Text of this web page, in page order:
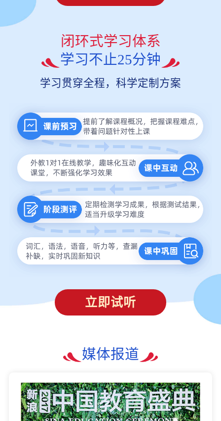
闭环式学习体系
学习不止25分钟
学习贯穿全程，科学定制方案
立即试听
媒体报道